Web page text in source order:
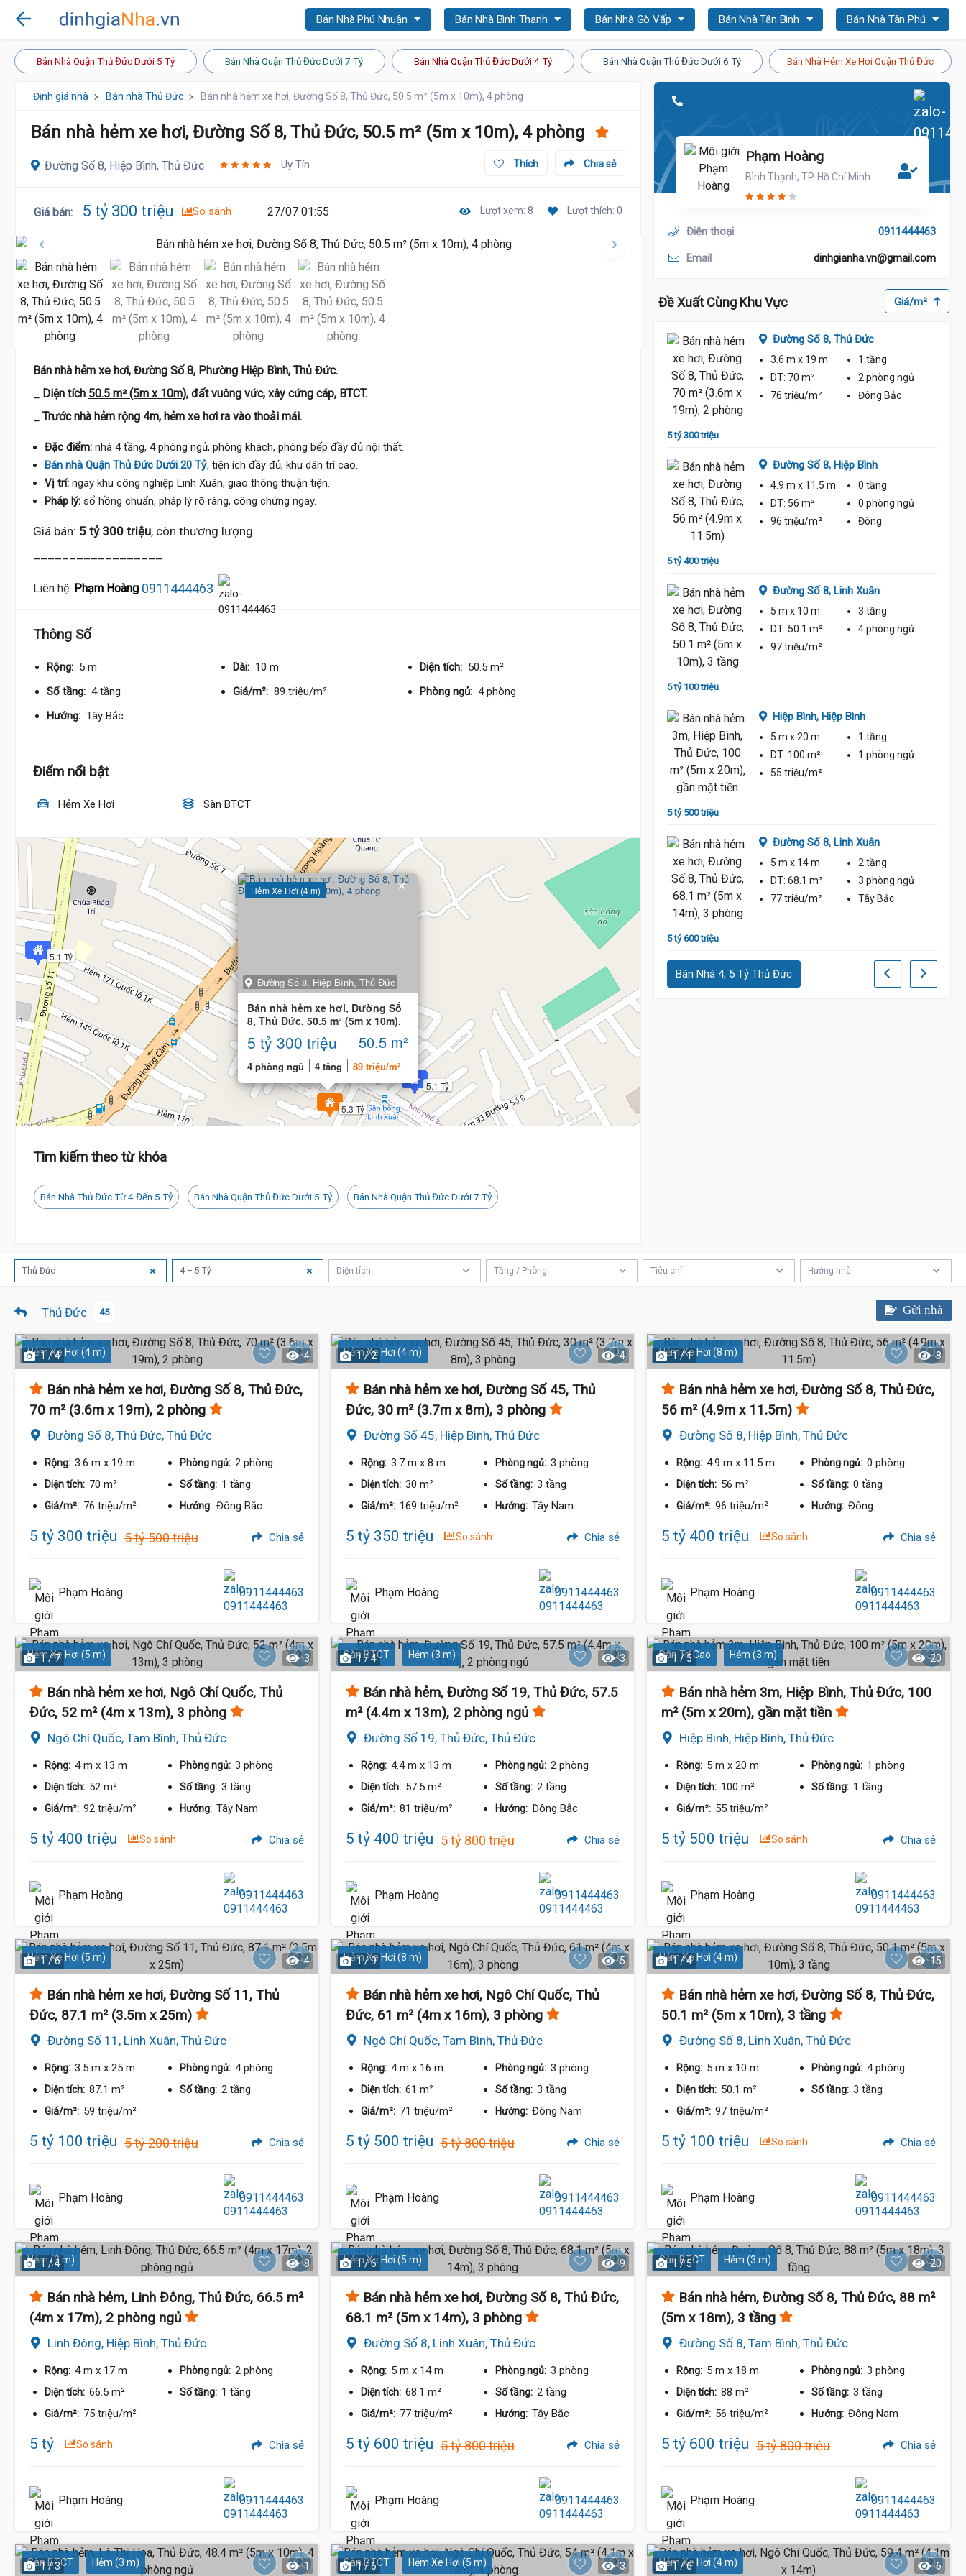
Bán Nhà Phú Nhuận Bán Nhà Bình Thạnh Bán Nhà Gò Vấp Bán Nhà Tân Bình Bán Nhà Tân Phú
Bán Nhà Quận Thủ Đức Dưới 5 Tỷ Bán Nhà Quận Thủ Đức Dưới 7 Tỷ Bán Nhà Quận Thủ Đức Dưới 4 Tỷ Bán Nhà Quận Thủ Đức Dưới 6 Tỷ Bán Nhà Hẻm Xe Hơi Quận Thủ Đức
Định giá nhà Bán nhà Thủ Đức Bán nhà hẻm xe hơi, Đường Số 8, Thủ Đức, 50.5 m² (5m x 10m), 4 phòng
Bán nhà hẻm xe hơi, Đường Số 8, Thủ Đức, 50.5 m² (5m x 10m), 4 phòng
Đường Số 8, Hiệp Bình, Thủ Đức Uy Tín Chia sẻ
Thích
Giá bán: 5 tỷ 300 triệu So sánh 27/07 01:55 Lượt xem: 8 Lượt thích: 0
Bán nhà hẻm xe hơi, Đường Số 8, Phường Hiệp Bình, Thủ Đức.
_ Diện tích 50.5 m² (5m x 10m), đất vuông vức, xây cứng cáp, BTCT.
_ Trước nhà hẻm rộng 4m, hẻm xe hơi ra vào thoải mái.
Đặc điểm: nhà 4 tầng, 4 phòng ngủ, phòng khách, phòng bếp đầy đủ nội thất.
Bán nhà Quận Thủ Đức Dưới 20 Tỷ, tiện ích đầy đủ, khu dân trí cao.
Vị trí: ngay khu công nghiệp Linh Xuân, giao thông thuận tiện.
Pháp lý: sổ hồng chuẩn, pháp lý rõ ràng, công chứng ngay.
Giá bán: 5 tỷ 300 triệu, còn thương lượng
Liên hệ: Phạm Hoàng 0911444463
Thông Số
Rộng: 5 m Dài: 10 m Diện tích: 50.5 m²
Số tầng: 4 tầng Giá/m²: 89 triệu/m² Phòng ngủ: 4 phòng
Hướng: Tây Bắc
Điểm nổi bật
Hẻm Xe Hơi Sàn BTCT
5.3 Tỷ
5.4 Tỷ
5.1 Tỷ
5.1 Tỷ
Hẻm Xe Hơi (4 m)
Đường Số 8, Hiệp Bình, Thủ Đức
Bán nhà hẻm xe hơi, Đường Số
8, Thủ Đức, 50.5 m² (5m x 10m),
4 phòng
5 tỷ 300 triệu 50.5 m²
4 phòng ngủ 4 tầng 89 triệu/m²
×
Tìm kiếm theo từ khóa
Bán Nhà Thủ Đức Từ 4 Đến 5 Tỷ Bán Nhà Quận Thủ Đức Dưới 5 Tỷ Bán Nhà Quận Thủ Đức Dưới 7 Tỷ
Phạm Hoàng
Bình Thạnh, TP. Hồ Chí Minh
Điện thoại 0911444463
Email dinhgianha.vn@gmail.com
Đề Xuất Cùng Khu Vực Giá/m²
90 triệu/m²
Quốc Lộ 13, Hiệp Bình
x 14.3 m
DT:58 m²
Tây
5 tỷ 300 triệu
Đường Số 8, Thủ Đức
3.6 m x 19 m
1 tầng
DT: 70 m² 2 phòng ngủ
76 triệu/m²
Đông Bắc
5 tỷ 400 triệu
Đường Số 8, Hiệp Bình
4.9 m x 11.5 m
0 tầng
DT: 56 m² 0 phòng ngủ
96 triệu/m²
Đông
5 tỷ 100 triệu
Đường Số 8, Linh Xuân
5 m x 10 m
3 tầng
DT: 50.1 m² 4 phòng ngủ
97 triệu/m²
5 tỷ 500 triệu
Hiệp Bình, Hiệp Bình
5 m x 20 m
1 tầng
DT: 100 m² 1 phòng ngủ
55 triệu/m²
5 tỷ 600 triệu
Đường Số 8, Linh Xuân
5 m x 14 m
2 tầng
DT: 68.1 m² 3 phòng ngủ
77 triệu/m²
Tây Bắc
Bán Nhà 4, 5 Tỷ Thủ Đức
Thủ Đức 4 – 5 Tỷ Diện tích Tầng / Phòng Tiêu chí Hướng nhà
Gửi nhà
Thủ Đức 45
Hẻm Xe Hơi (4 m)
1 / 4 4
Bán nhà hẻm xe hơi, Đường Số 8, Thủ Đức,
70 m² (3.6m x 19m), 2 phòng
Đường Số 8, Thủ Đức, Thủ Đức
Rộng: 3.6 m x 19 m Phòng ngủ: 2 phòng
Diện tích: 70 m² Số tầng: 1 tầng
Giá/m²: 76 triệu/m² Hướng: Đông Bắc
5 tỷ 300 triệu 5 tỷ 500 triệu Chia sẻ
Phạm Hoàng 0911444463
Hẻm Xe Hơi (4 m)
1 / 2 4
Bán nhà hẻm xe hơi, Đường Số 45, Thủ
Đức, 30 m² (3.7m x 8m), 3 phòng
Đường Số 45, Hiệp Bình, Thủ Đức
Rộng: 3.7 m x 8 m Phòng ngủ: 3 phòng
Diện tích: 30 m² Số tầng: 3 tầng
Giá/m²: 169 triệu/m² Hướng: Tây Nam
5 tỷ 350 triệu So sánh Chia sẻ
Phạm Hoàng 0911444463
Hẻm Xe Hơi (8 m)
1 / 1 8
Bán nhà hẻm xe hơi, Đường Số 8, Thủ Đức,
56 m² (4.9m x 11.5m)
Đường Số 8, Hiệp Bình, Thủ Đức
Rộng: 4.9 m x 11.5 m Phòng ngủ: 0 phòng
Diện tích: 56 m² Số tầng: 0 tầng
Giá/m²: 96 triệu/m² Hướng: Đông
5 tỷ 400 triệu So sánh Chia sẻ
Phạm Hoàng 0911444463
Hẻm Xe Hơi (5 m)
1 / 7 3
Bán nhà hẻm xe hơi, Ngô Chí Quốc, Thủ
Đức, 52 m² (4m x 13m), 3 phòng
Ngô Chí Quốc, Tam Bình, Thủ Đức
Rộng: 4 m x 13 m Phòng ngủ: 3 phòng
Diện tích: 52 m² Số tầng: 3 tầng
Giá/m²: 92 triệu/m² Hướng: Tây Nam
5 tỷ 400 triệu So sánh Chia sẻ
Phạm Hoàng 0911444463
Sàn BTCT Hẻm (3 m)
1 / 4 3
Bán nhà hẻm, Đường Số 19, Thủ Đức, 57.5
m² (4.4m x 13m), 2 phòng ngủ
Đường Số 19, Thủ Đức, Thủ Đức
Rộng: 4.4 m x 13 m Phòng ngủ: 2 phòng
Diện tích: 57.5 m² Số tầng: 2 tầng
Giá/m²: 81 triệu/m² Hướng: Đông Bắc
5 tỷ 400 triệu 5 tỷ 800 triệu Chia sẻ
Phạm Hoàng 0911444463
Dân Trí Cao Hẻm (3 m)
1 / 5 20
Bán nhà hẻm 3m, Hiệp Bình, Thủ Đức, 100
m² (5m x 20m), gần mặt tiền
Hiệp Bình, Hiệp Bình, Thủ Đức
Rộng: 5 m x 20 m Phòng ngủ: 1 phòng
Diện tích: 100 m² Số tầng: 1 tầng
Giá/m²: 55 triệu/m²
5 tỷ 500 triệu So sánh Chia sẻ
Phạm Hoàng 0911444463
Hẻm Xe Hơi (5 m)
1 / 6 4
Bán nhà hẻm xe hơi, Đường Số 11, Thủ
Đức, 87.1 m² (3.5m x 25m)
Đường Số 11, Linh Xuân, Thủ Đức
Rộng: 3.5 m x 25 m Phòng ngủ: 4 phòng
Diện tích: 87.1 m² Số tầng: 2 tầng
Giá/m²: 59 triệu/m²
5 tỷ 100 triệu 5 tỷ 200 triệu Chia sẻ
Phạm Hoàng 0911444463
Hẻm Xe Hơi (8 m)
1 / 9 5
Bán nhà hẻm xe hơi, Ngô Chí Quốc, Thủ
Đức, 61 m² (4m x 16m), 3 phòng
Ngô Chí Quốc, Tam Bình, Thủ Đức
Rộng: 4 m x 16 m Phòng ngủ: 3 phòng
Diện tích: 61 m² Số tầng: 3 tầng
Giá/m²: 71 triệu/m² Hướng: Đông Nam
5 tỷ 500 triệu 5 tỷ 800 triệu Chia sẻ
Phạm Hoàng 0911444463
Hẻm Xe Hơi (4 m)
1 / 4 15
Bán nhà hẻm xe hơi, Đường Số 8, Thủ Đức,
50.1 m² (5m x 10m), 3 tầng
Đường Số 8, Linh Xuân, Thủ Đức
Rộng: 5 m x 10 m Phòng ngủ: 4 phòng
Diện tích: 50.1 m² Số tầng: 3 tầng
Giá/m²: 97 triệu/m²
5 tỷ 100 triệu So sánh Chia sẻ
Phạm Hoàng 0911444463
Hẻm (3 m)
1 / 4 8
Bán nhà hẻm, Linh Đông, Thủ Đức, 66.5 m²
(4m x 17m), 2 phòng ngủ
Linh Đông, Hiệp Bình, Thủ Đức
Rộng: 4 m x 17 m Phòng ngủ: 2 phòng
Diện tích: 66.5 m² Số tầng: 1 tầng
Giá/m²: 75 triệu/m²
5 tỷ So sánh Chia sẻ
Phạm Hoàng 0911444463
Hẻm Xe Hơi (5 m)
1 / 6 9
Bán nhà hẻm xe hơi, Đường Số 8, Thủ Đức,
68.1 m² (5m x 14m), 3 phòng
Đường Số 8, Linh Xuân, Thủ Đức
Rộng: 5 m x 14 m Phòng ngủ: 3 phòng
Diện tích: 68.1 m² Số tầng: 2 tầng
Giá/m²: 77 triệu/m² Hướng: Tây Bắc
5 tỷ 600 triệu 5 tỷ 800 triệu Chia sẻ
Phạm Hoàng 0911444463
Sàn BTCT Hẻm (3 m)
1 / 5 20
Bán nhà hẻm, Đường Số 8, Thủ Đức, 88 m²
(5m x 18m), 3 tầng
Đường Số 8, Tam Bình, Thủ Đức
Rộng: 5 m x 18 m Phòng ngủ: 3 phòng
Diện tích: 88 m² Số tầng: 3 tầng
Giá/m²: 56 triệu/m² Hướng: Đông Nam
5 tỷ 600 triệu 5 tỷ 800 triệu Chia sẻ
Phạm Hoàng 0911444463
Sàn BTCT Hẻm (3 m)
1 / 3 1 Sàn BTCT Hẻm Xe Hơi (5 m)
1 / 6 3 Hẻm Xe Hơi (4 m)
1 / 6 6